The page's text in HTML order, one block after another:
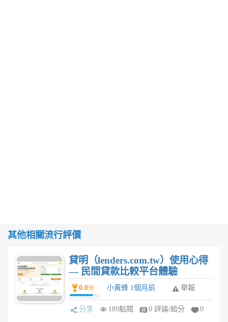
其他相關流行評價
貸明（lenders.com.tw）使用心得
— 民間貸款比較平台體驗
0.0分 小黃蜂 1個月前 舉報
分享 189點閱 0 評論/給分 0